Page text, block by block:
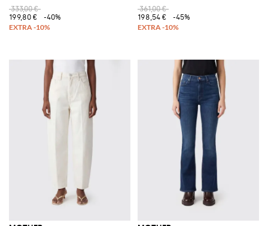
333,00 €
199,80 €
-40%
361,00 €
198,54 €
-45%